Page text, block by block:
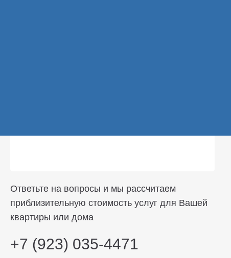
Ответьте на вопросы и мы рассчитаем
приблизительную стоимость услуг для Вашей
квартиры или дома
+7 (923) 035-4471